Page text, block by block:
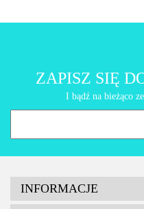
AMT
ZAPISZ SIĘ
I bądź na bieżąco
INFORMACJE